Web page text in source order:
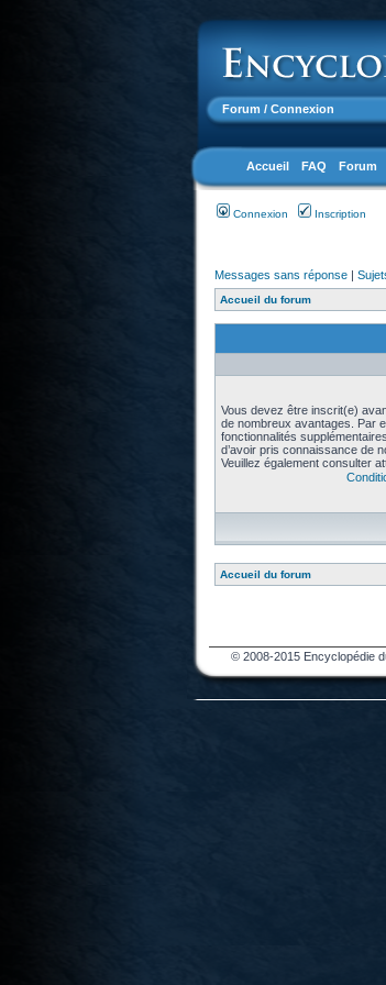
Forum / Connexion
Accueil FAQ Forum
Connexion Inscription
Messages sans réponse|
Accueil du forum
Vous devez être inscrit(e)
de nombreux avantages. Par
fonctionnalités
d’avoir pris connaissance de
Veuillez également consulter
Accueil du forum
© 2008-2015 Encyclopédie